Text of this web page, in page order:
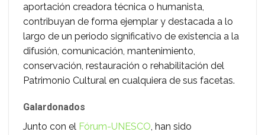
aportación creadora técnica o humanista,
contribuyan de forma ejemplar y destacada a lo
largo de un periodo significativo de existencia a la
difusión, comunicación, mantenimiento,
conservación, restauración o rehabilitación del
Patrimonio Cultural en cualquiera de sus facetas.
Galardonados
Junto con el Fórum-UNESCO, han sido